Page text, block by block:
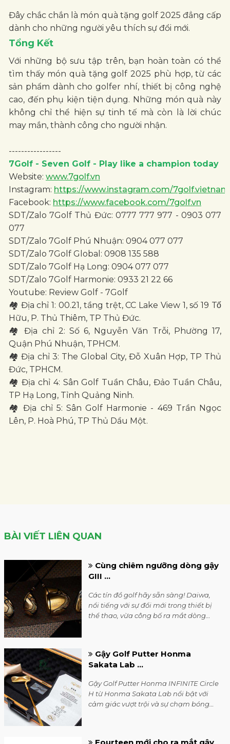
Đây chắc chắn là món quà tặng golf 2025 đẳng cấp
dành cho những người yêu thích sự đổi mới.
Tổng Kết
Với những bộ sưu tập trên, bạn hoàn toàn có thể
tìm thấy món quà tặng golf 2025 phù hợp, từ các
sản phẩm dành cho golfer nhí, thiết bị công nghệ
cao, đến phụ kiện tiện dụng. Những món quà này
không chỉ thể hiện sự tinh tế mà còn là lời chúc
may mắn, thành công cho người nhận.
-----------------
7Golf - Seven Golf - Play like a champion today
Website: www.7golf.vn
Instagram: https://www.instagram.com/7golf.vietnam
Facebook: https://www.facebook.com/7golf.vn
SDT/Zalo 7Golf Thủ Đức: 0777 777 977 - 0903 077
077
SDT/Zalo 7Golf Phú Nhuận: 0904 077 077
SDT/Zalo 7Golf Global: 0908 135 588
SDT/Zalo 7Golf Hạ Long: 0904 077 077
SDT/Zalo 7Golf Harmonie: 0933 21 22 66
Youtube: Review Golf - 7Golf
🏘 Địa chỉ 1: 00.21, tầng trệt, CC Lake View 1, số 19 Tố
Hữu, P. Thủ Thiêm, TP Thủ Đức.
🏘 Địa chỉ 2: Số 6, Nguyễn Văn Trỗi, Phường 17,
Quận Phú Nhuận, TPHCM.
🏘 Địa chỉ 3: The Global City, Đỗ Xuân Hợp, TP Thủ
Đức, TPHCM.
🏘 Địa chỉ 4: Sân Golf Tuần Châu, Đảo Tuần Châu,
TP Hạ Long, Tỉnh Quảng Ninh.
🏘 Địa chỉ 5: Sân Golf Harmonie - 469 Trần Ngọc
Lên, P. Hoà Phú, TP Thủ Dầu Một.
BÀI VIẾT LIÊN QUAN
Cùng chiêm ngưỡng dòng gậy
GIII ...
Các tín đồ golf hãy sẵn sàng! Daiwa,
nổi tiếng với sự đổi mới trong thiết bị
thể thao, vừa công bố ra mắt dòng
Gậy Golf Putter Honma
Sakata Lab ...
Gậy Golf Putter Honma INFINITE Circle
H từ Honma Sakata Lab nổi bật với
cảm giác vượt trội và sự chạm bóng